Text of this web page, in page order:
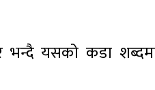
भन्दै यसको कडा